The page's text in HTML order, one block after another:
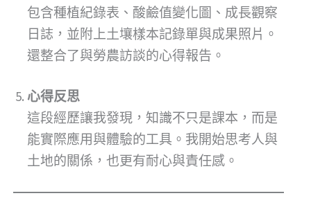
包含種植紀錄表、酸鹼值變化圖、成長觀察
日誌，並附上土壤樣本記錄單與成果照片。
還整合了與勞農訪談的心得報告。
心得反思
這段經歷讓我發現，知識不只是課本，而是
能實際應用與體驗的工具。我開始思考人與
土地的關係，也更有耐心與責任感。